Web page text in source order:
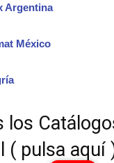
Argentina
México
los
( pulsa aquí